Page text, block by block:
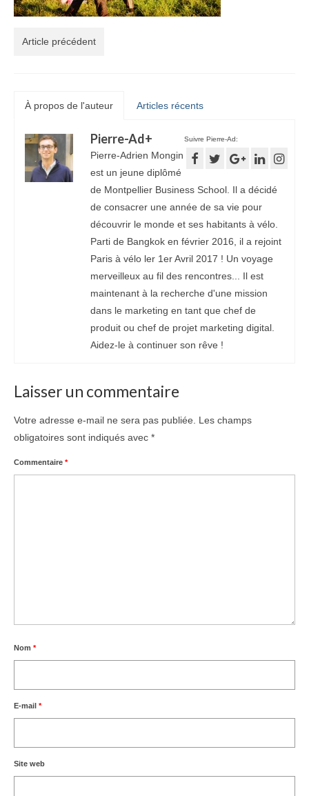
Article précédent
À propos de l'auteur Articles récents
Suivre Pierre-Ad:
Pierre-Ad+
Pierre-Adrien Mongin
est un jeune diplômé
de Montpellier Business School. Il a décidé
de consacrer une année de sa vie pour
découvrir le monde et ses habitants à vélo.
Parti de Bangkok en février 2016, il a rejoint
Paris à vélo ler 1er Avril 2017 ! Un voyage
merveilleux au fil des rencontres... Il est
maintenant à la recherche d'une mission
dans le marketing en tant que chef de
produit ou chef de projet marketing digital.
Aidez-le à continuer son rêve !
Laisser un commentaire
Votre adresse e-mail ne sera pas publiée.
Les champs
obligatoires sont indiqués avec *
Commentaire *
Nom *
E-mail *
Site web